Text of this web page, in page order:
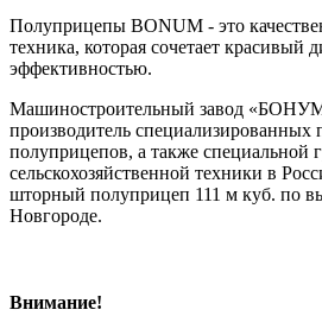
Полуприцепы BONUM - это
техника, которая сочетает красивый
эффективностью.
Машиностроительный завод
производитель специализированных
полуприцепов, а также специальной
сельскохозяйственной техники в
шторный полуприцеп 111 м куб. по
Новгороде.
Внимание!